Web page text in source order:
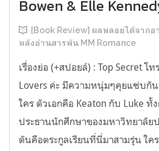
Bowen & Elle
[Book Review] ผลพลอยได้จาก
หลังอ่านสารพัน MM Romance
เรื่องย่อ (+สปอยล์) : Top Secret โ
Lovers ค่ะ มีความหนุ่มๆคุยแซ่บกั
ใคร ตัวเอกคือ Keaton กับ Luke
ประธานนักศึกษาของมหาวิทยาลัย
ตันคือตระกูลเรียนที่นี่มาสามรุ่น ใค